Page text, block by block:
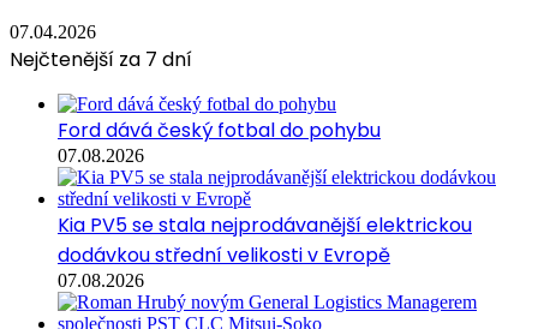
07.04.2026
Nejčtenější za 7 dní
Ford dává český fotbal do pohybu
07.08.2026
Kia PV5 se stala nejprodávanější elektrickou
dodávkou střední velikosti v Evropě
07.08.2026